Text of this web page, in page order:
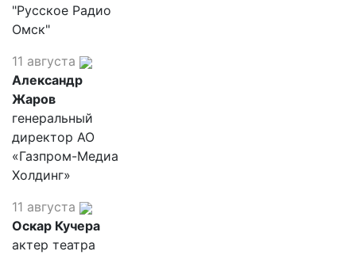
"Русское Радио
Омск"
11 августа
Александр
Жаров
генеральный
директор АО
«Газпром-Медиа
Холдинг»
11 августа
Оскар Кучера
актер театра